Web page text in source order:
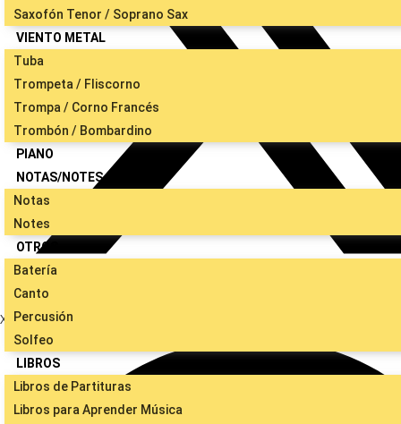
Saxofón Tenor / Soprano Sax
VIENTO METAL
Tuba
Trompeta / Fliscorno
Trompa / Corno Francés
Trombón / Bombardino
PIANO
NOTAS/NOTES
Notas
Notes
OTROS
Batería
Canto
Percusión
Solfeo
LIBROS
Libros de Partituras
Libros para Aprender Música
X